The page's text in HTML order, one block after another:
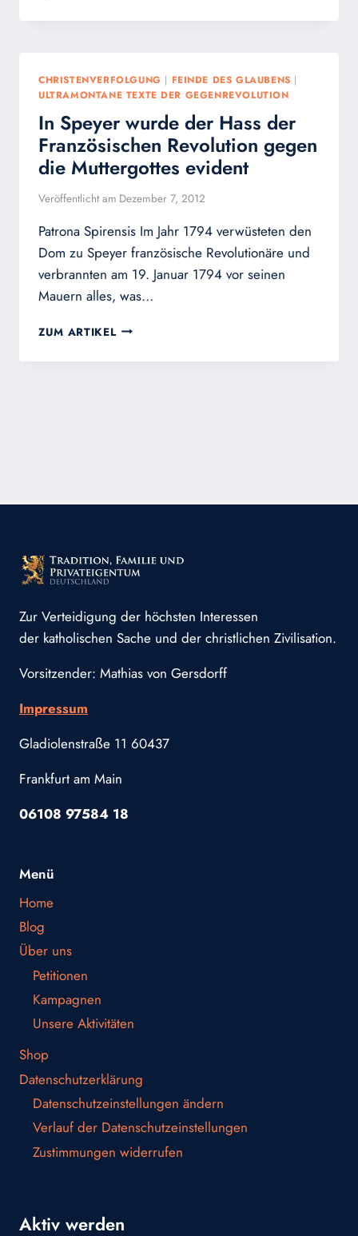
DER
CHRISTENVERFOLGUNG | FEINDE DES GLAUBENS |
ULTRAMONTANE TEXTE DER GEGENREVOLUTION
In Speyer wurde der Hass der
Französischen Revolution gegen
die Muttergottes evident
Veröffentlicht am Dezember 7, 2012
Patrona Spirensis Im Jahr 1794 verwüsteten den
Dom zu Speyer französische Revolutionäre und
verbrannten am 19. Januar 1794 vor seinen
Mauern alles, was…
ZUM ARTIKEL IN
WURDE
Zur Verteidigung der höchsten Interessen
der katholischen Sache und der christlichen Zivilisation.
Vorsitzender: Mathias von Gersdorff
Impressum
Gladiolenstraße 11 60437
Frankfurt am Main
06108 97584 18
Menü
Home
Blog
Über uns
Petitionen
Kampagnen
Unsere Aktivitäten
Shop
Datenschutzerklärung
Datenschutzeinstellungen ändern
Verlauf der Datenschutzeinstellungen
Zustimmungen widerrufen
Aktiv werden